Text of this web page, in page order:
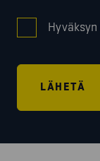
Hyväksyn